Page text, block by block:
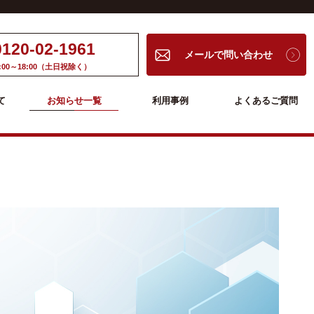
お知らせ一覧 利用事例 よくあるご質問
02-1961
～18:00（土日祝除く）
メールで問い合わせ